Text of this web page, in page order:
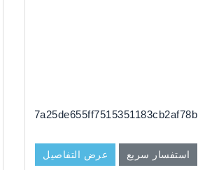
dg#18f7a25de655ff7515351183cb2af78b
استفسار سريع عرض التفاصيل